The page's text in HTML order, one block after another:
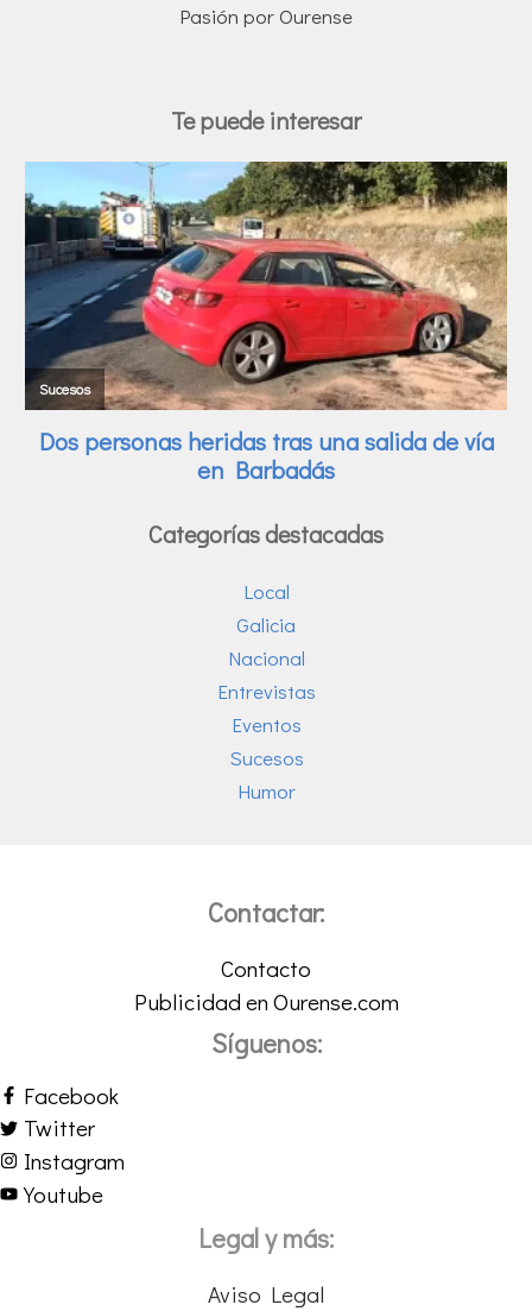
Pasión por Ourense
Te puede interesar
Categorías destacadas
Local
Galicia
Nacional
Entrevistas
Eventos
Sucesos
Humor
Contactar:
Contacto
Publicidad en Ourense.com
Síguenos:
Facebook
Twitter
Instagram
Youtube
Legal y más:
Aviso Legal